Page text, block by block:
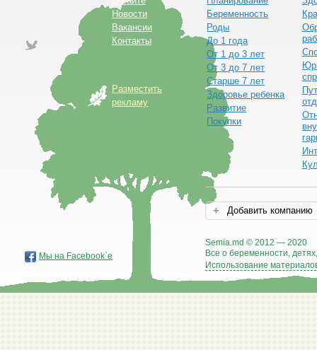
Новости
Вакансии
Контакты
Разместить
рекламу
Беременность
Роды
До 1 года
От 1 до 3 лет
От 3 до 7 лет
Старше 7 лет
Здоровье ребенка
Развитие
Покупки
Добавить компанию
Semia.md © 2012 — 2020
Все о беременности,
Использование
Мы на Facebook`е